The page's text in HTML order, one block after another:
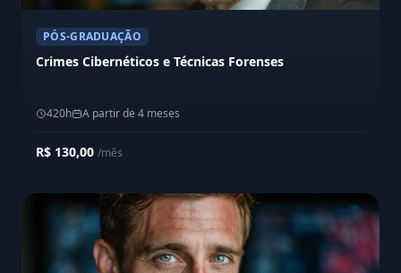
PÓS-GRADUAÇÃO
Crimes Cibernéticos e Técnicas Forenses
420h A partir de 4 meses
R$ 130,00 /mês